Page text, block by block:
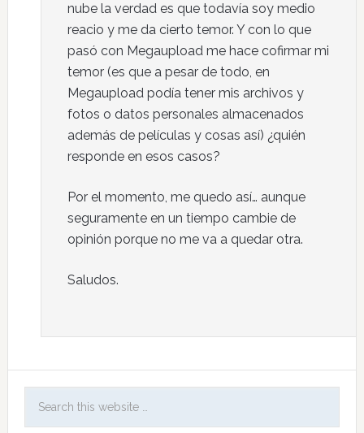
nube la verdad es que todavía soy medio
reacio y me da cierto temor. Y con lo que
pasó con Megaupload me hace cofirmar mi
temor (es que a pesar de todo, en
Megaupload podía tener mis archivos y
fotos o datos personales almacenados
además de películas y cosas así) ¿quién
responde en esos casos?
Por el momento, me quedo así… aunque
seguramente en un tiempo cambie de
opinión porque no me va a quedar otra.
Saludos.